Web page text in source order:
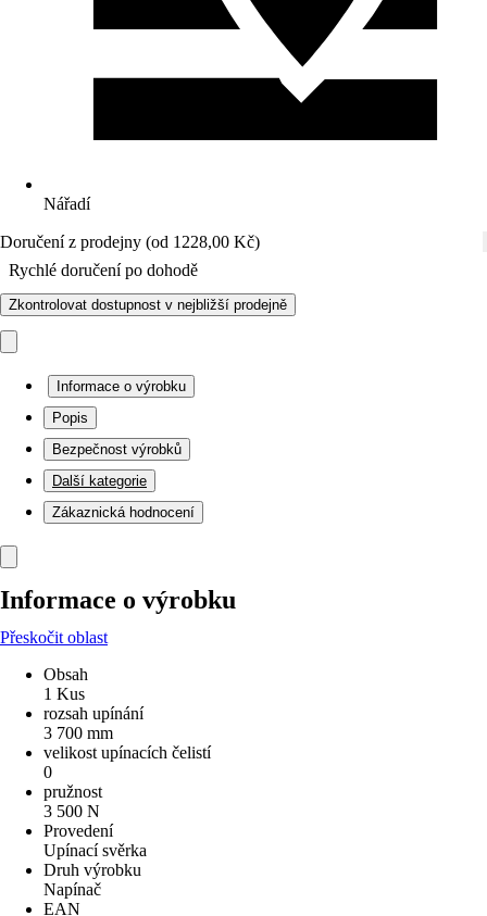
Nářadí
Doručení z prodejny (od 1228,00 Kč)
Rychlé doručení po dohodě
Zkontrolovat dostupnost v nejbližší prodejně
Informace o výrobku
Popis
Bezpečnost výrobků
Další kategorie
Zákaznická hodnocení
Informace o výrobku
Přeskočit oblast
Obsah
1 Kus
rozsah upínání
3 700 mm
velikost upínacích čelistí
0
pružnost
3 500 N
Provedení
Upínací svěrka
Druh výrobku
Napínač
EAN